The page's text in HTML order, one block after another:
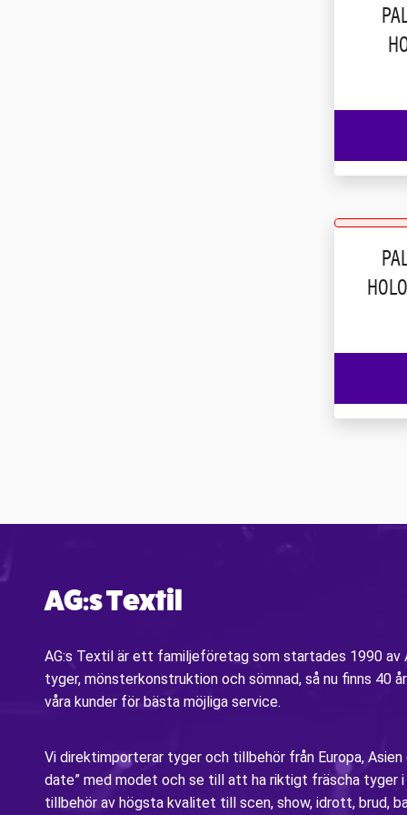
AG:s Textil
AG:s Textil är ett familjeföretag som startades 1990 av
tyger, mönsterkonstruktion och sömnad, så nu finns 40
våra kunder för bästa möjliga service.
Vi direktimporterar tyger och tillbehör från Europa,
date” med modet och se till att ha riktigt fräscha tyger i
tillbehör av högsta kvalitet till scen, show, idrott, brud,